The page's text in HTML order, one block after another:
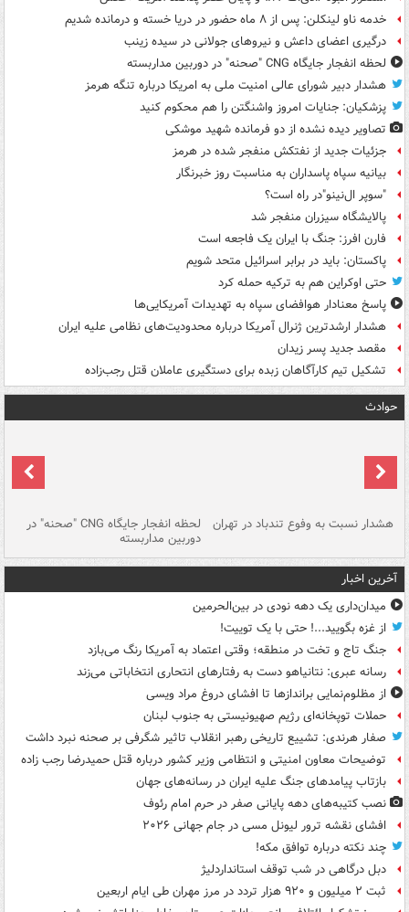
خدمه ناو لینکلن: پس از ۸ ماه حضور در دریا خسته و درمانده‌ شدیم
درگیری اعضای داعش و نیروهای جولانی در سیده زینب
لحظه انفجار جایگاه CNG "صحنه" در دوربین مداربسته
هشدار دبیر شورای عالی امنیت ملی به امریکا درباره تنگه هرمز
پزشکیان: جنایات امروز واشنگتن را هم محکوم کنید
تصاویر دیده‌ نشده از دو فرمانده شهید موشکی
جزئیات جدید از نفتکش منفجر شده در هرمز
بیانیه سپاه پاسداران به مناسبت روز خبرنگار
"سوپر ال‌نینو"در راه است؟
پالایشگاه سیزران منفجر شد
فارن افرز: جنگ با ایران یک فاجعه است
پاکستان: باید در برابر اسرائیل متحد شویم
حتی اوکراین هم به ترکیه حمله کرد
پاسخ معنادار هوافضای سپاه به تهدیدات آمریکایی‌ها
هشدار ارشدترین ژنرال آمریکا درباره محدودیت‌های نظامی علیه ایران
مقصد جدید پسر زیدان
تشکیل تیم کارآگاهان زبده برای دستگیری عاملان قتل رجب‌زاده
حوادث
هشدار نسبت به وفوع تندباد در تهران لحظه انفجار جایگاه CNG "صحنه" در
دوربین مداربسته
آخرین اخبار
میدان‌داری یک دهه نودی در بین‌الحرمین
از غزه بگویید...! حتی با یک توییت!
جنگ تاج و تخت در منطقه؛ وقتی اعتماد به آمریکا رنگ می‌بازد
رسانه عبری: نتانیاهو دست به رفتارهای انتحاری انتخاباتی می‌زند
از مظلوم‌نمایی براندازها تا افشای دروغ مراد ویسی
حملات توپخانه‌ای رژیم صهیونیستی به جنوب لبنان
صفار هرندی: تشییع تاریخی رهبر انقلاب تاثیر شگرفی بر صحنه نبرد داشت
توضیحات معاون امنیتی و انتظامی وزیر کشور درباره قتل حمیدرضا رجب زاده
بازتاب پیامدهای جنگ علیه ایران در رسانه‌های جهان
نصب کتیبه‌های دهه پایانی صفر در حرم امام رئوف
افشای نقشه ترور لیونل مسی در جام جهانی ۲۰۲۶
چند نکته درباره توافق مکه!
دبل درگاهی در شب توقف استانداردلیژ
ثبت ۲ میلیون و ۹۲۰ هزار تردد در مرز مهران طی ایام اربعین